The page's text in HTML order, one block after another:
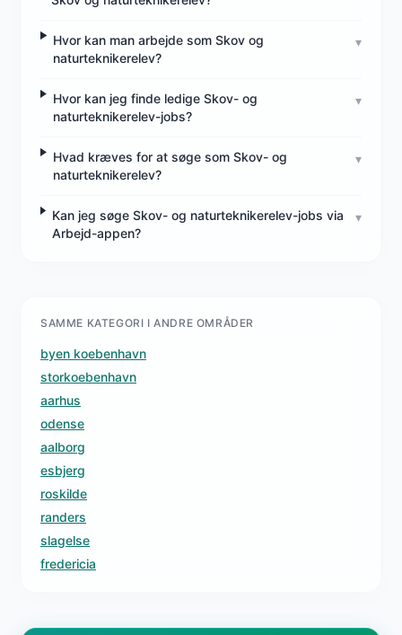
Hvor kan man arbejde som Skov og
naturteknikerelev?
▾
Hvor kan jeg finde ledige Skov- og
naturteknikerelev-jobs?
▾
Hvad kræves for at søge som Skov- og
naturteknikerelev?
▾
Kan jeg søge Skov- og naturteknikerelev-jobs via
Arbejd-appen?
▾
SAMME KATEGORI I ANDRE OMRÅDER
byen koebenhavn
storkoebenhavn
aarhus
odense
aalborg
esbjerg
roskilde
randers
slagelse
fredericia